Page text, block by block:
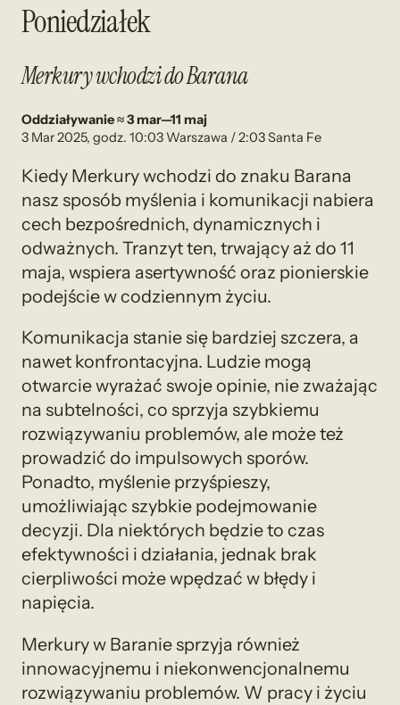
Poniedziałek
Merkury wchodzi do Barana
Oddziaływanie ≈ 3 mar—11 maj
3 Mar 2025, godz. 10:03 Warszawa / 2:03 Santa Fe
Kiedy Merkury wchodzi do znaku Barana
nasz sposób myślenia i komunikacji nabiera
cech bezpośrednich, dynamicznych i
odważnych. Tranzyt ten, trwający aż do 11
maja, wspiera asertywność oraz pionierskie
podejście w codziennym życiu.
Komunikacja stanie się bardziej szczera, a
nawet konfrontacyjna. Ludzie mogą
otwarcie wyrażać swoje opinie, nie zważając
na subtelności, co sprzyja szybkiemu
rozwiązywaniu problemów, ale może też
prowadzić do impulsowych sporów.
Ponadto, myślenie przyśpieszy,
umożliwiając szybkie podejmowanie
decyzji. Dla niektórych będzie to czas
efektywności i działania, jednak brak
cierpliwości może wpędzać w błędy i
napięcia.
Merkury w Baranie sprzyja również
innowacyjnemu i niekonwencjonalnemu
rozwiązywaniu problemów. W pracy i życiu